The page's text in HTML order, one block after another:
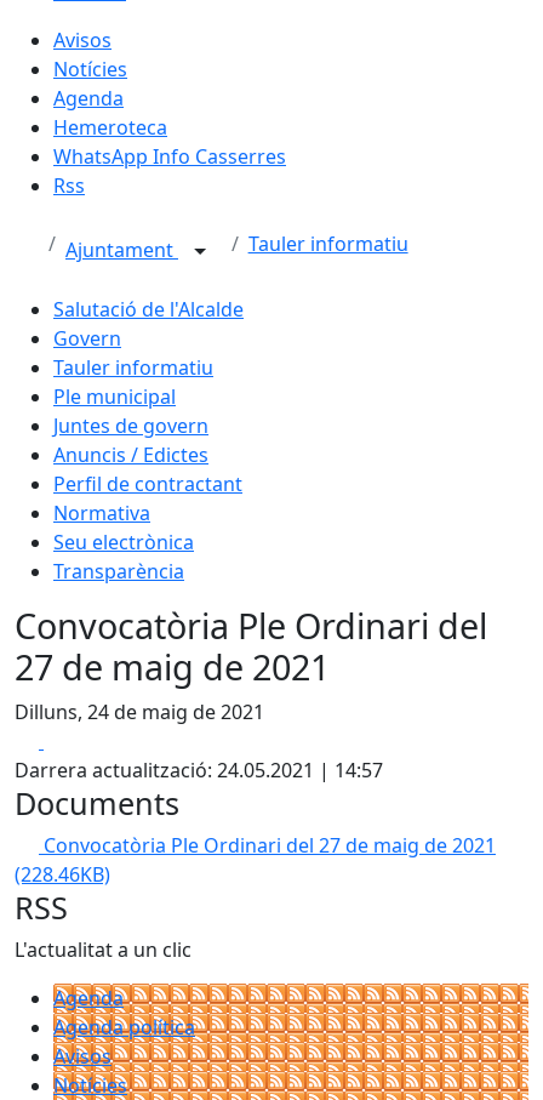
Avisos
Notícies
Agenda
Hemeroteca
WhatsApp Info Casserres
Rss
Ajuntament Tauler informatiu
Salutació de l'Alcalde
Govern
Tauler informatiu
Ple municipal
Juntes de govern
Anuncis / Edictes
Perfil de contractant
Normativa
Seu electrònica
Transparència
Convocatòria Ple Ordinari del
27 de maig de 2021
Dilluns, 24 de maig de 2021
Darrera actualització: 24.05.2021 | 14:57
Documents
Convocatòria Ple Ordinari del 27 de maig de 2021
(228.46KB)
RSS
L'actualitat a un clic
Agenda
Agenda política
Avisos
Notícies